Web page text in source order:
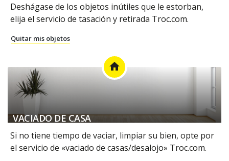
Deshágase de los objetos inútiles que le estorban,
elija el servicio de tasación y retirada Troc.com.
Quitar mis objetos
home
VACIADO DE CASA
Si no tiene tiempo de vaciar, limpiar su bien, opte por
el servicio de «vaciado de casas/desalojo» Troc.com.